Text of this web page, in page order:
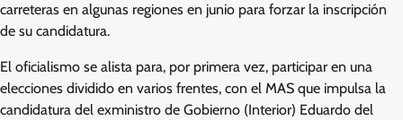
carreteras en algunas regiones en junio para forzar la inscripción
de su candidatura.
El oficialismo se alista para, por primera vez, participar en una
elecciones dividido en varios frentes, con el MAS que impulsa la
candidatura del exministro de Gobierno (Interior) Eduardo del